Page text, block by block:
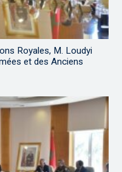
Royales, M. Loudyi
et des Anciens